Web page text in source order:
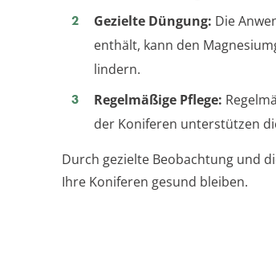
Gezielte Düngung: Die
enthält, kann den
lindern.
Regelmäßige Pflege:
der Koniferen unterstützen
Durch gezielte Beobachtung und
Ihre Koniferen gesund bleiben.